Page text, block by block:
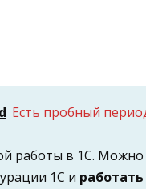
Есть пробный
работы в 1С. Можно
1С и